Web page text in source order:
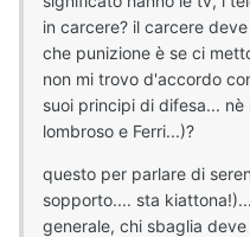
in carcere? il carcere
che punizione è se ci
non mi trovo d'accordo
suoi principi di difesa...
lombroso e Ferri...)?
questo per parlare di
sopporto.... sta
generale, chi sbaglia